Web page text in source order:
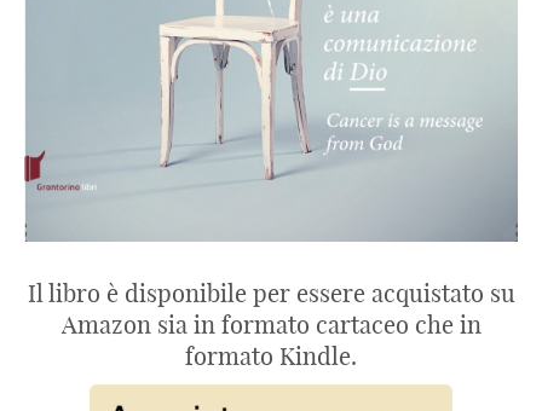
Il libro è disponibile per essere acquistato su
Amazon sia in formato cartaceo che in
formato Kindle.